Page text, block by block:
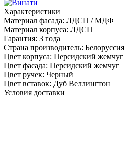
Характеристики
Материал фасада: ЛДСП / МДФ
Материал корпуса: ЛДСП
Гарантия: 3 года
Страна производитель: Белоруссия
Цвет корпуса: Персидский жемчуг
Цвет фасада: Персидский жемчуг
Цвет ручек: Черный
Цвет вставок: Дуб Веллингтон
Условия доставки